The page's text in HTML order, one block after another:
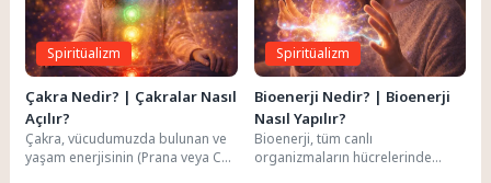
Spiritüalizm
Çakra Nedir? | Çakralar Nasıl
Açılır?
Çakra, vücudumuzda bulunan ve
yaşam enerjisinin (Prana veya Chi)
Spiritüalizm
Bioenerji Nedir? | Bioenerji
Nasıl Yapılır?
Bioenerji, tüm canlı
organizmaların hücrelerinde